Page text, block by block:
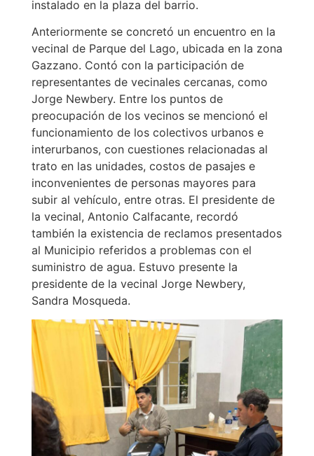
instalado en la plaza del barrio.
Anteriormente se concretó un encuentro en la
vecinal de Parque del Lago, ubicada en la zona
Gazzano. Contó con la participación de
representantes de vecinales cercanas, como
Jorge Newbery. Entre los puntos de
preocupación de los vecinos se mencionó el
funcionamiento de los colectivos urbanos e
interurbanos, con cuestiones relacionadas al
trato en las unidades, costos de pasajes e
inconvenientes de personas mayores para
subir al vehículo, entre otras. El presidente de
la vecinal, Antonio Calfacante, recordó
también la existencia de reclamos presentados
al Municipio referidos a problemas con el
suministro de agua. Estuvo presente la
presidente de la vecinal Jorge Newbery,
Sandra Mosqueda.